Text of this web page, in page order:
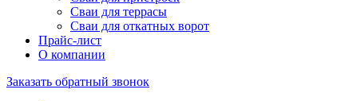
Сваи для террасы
Сваи для откатных ворот
Прайс-лист
О компании
Заказать обратный звонок